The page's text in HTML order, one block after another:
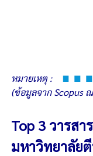
หมายเหตุ :
(ข้อมูลจาก Scopus
Top 3 วารส
มหาวิทยาลัย